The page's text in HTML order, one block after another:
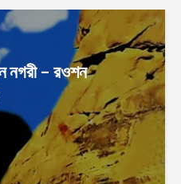
– রওশন